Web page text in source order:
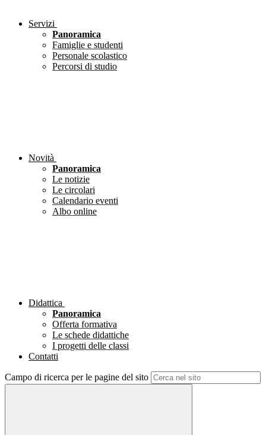
Servizi
Panoramica
Famiglie e studenti
Personale scolastico
Percorsi di studio
Novità
Panoramica
Le notizie
Le circolari
Calendario eventi
Albo online
Didattica
Panoramica
Offerta formativa
Le schede didattiche
I progetti delle classi
Contatti
Campo di ricerca per le pagine del sito